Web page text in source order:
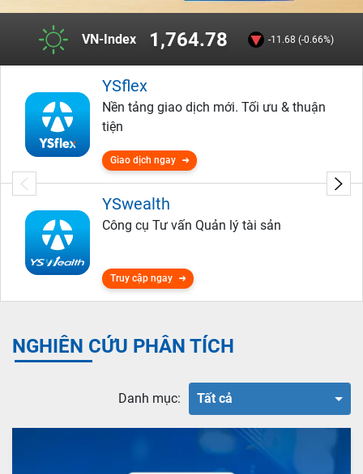
VN-Index 1,764.78 -11.68 (-0.66%)
YSflex
Nền tảng giao dịch mới. Tối ưu & thuận
tiện
Giao dịch ngay
YSwealth
Công cụ Tư vấn Quản lý tài sản
Truy cập ngay
NGHIÊN CỨU PHÂN TÍCH
Danh mục: Tất cả